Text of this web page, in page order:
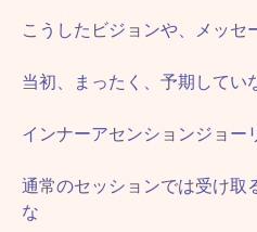
こうしたビジョンや、メッセ
当初、まったく、予期してい
インナーアセンションジョー
通常のセッションでは受け取
な